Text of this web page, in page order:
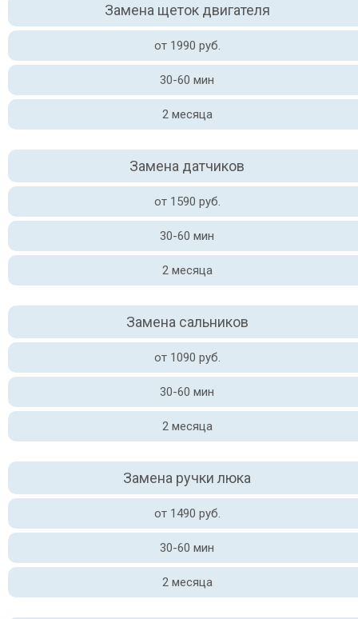
Замена щеток двигателя
от 1990 руб.
30-60 мин
2 месяца
Замена датчиков
от 1590 руб.
30-60 мин
2 месяца
Замена сальников
от 1090 руб.
30-60 мин
2 месяца
Замена ручки люка
от 1490 руб.
30-60 мин
2 месяца